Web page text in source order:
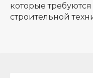
которые
строительной